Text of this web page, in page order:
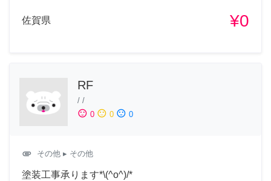
佐賀県 ¥0
RF
/ /
sentiment_satisfied 0 sentiment_neutral 0 sentiment_dissatisfied 0
attachment その他 ▸ その他
塗装工事承ります*\(^o^)/*